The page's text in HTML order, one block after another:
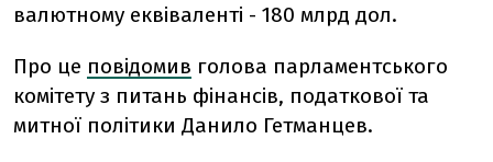
валютному еквіваленті - 180 млрд дол.
Про це повідомив голова парламентського
комітету з питань фінансів, податкової та
митної політики Данило Гетманцев.